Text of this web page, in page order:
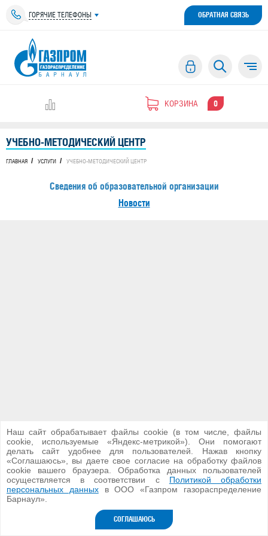
ГОРЯЧИЕ ТЕЛЕФОНЫ ОБРАТНАЯ СВЯЗЬ
КОРЗИНА 0
УЧЕБНО-МЕТОДИЧЕСКИЙ ЦЕНТР
ГЛАВНАЯ УСЛУГИ УЧЕБНО-МЕТОДИЧЕСКИЙ ЦЕНТР
Сведения об образовательной организации
Новости
ООО «Газпром газораспределение Барнаул»
2026 г.
Наш сайт обрабатывает файлы cookie (в том числе, файлы
cookie, используемые «Яндекс-метрикой»). Они помогают
делать сайт удобнее для пользователей. Нажав кнопку
«Соглашаюсь», вы даете свое согласие на обработку файлов
cookie вашего браузера. Обработка данных пользователей
осуществляется в соответствии с Политикой обработки
персональных данныхв ООО «Газпром газораспределение
Барнаул».
СОГЛАШАЮСЬ